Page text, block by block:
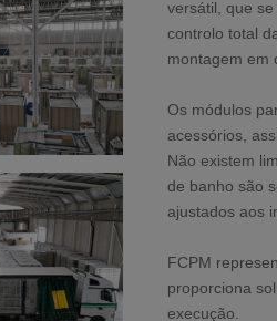
versátil, que
controlo total
montagem em
Os módulos
acessórios,
Não existem
de banho são
ajustados aos
FCPM
proporciona
execução.